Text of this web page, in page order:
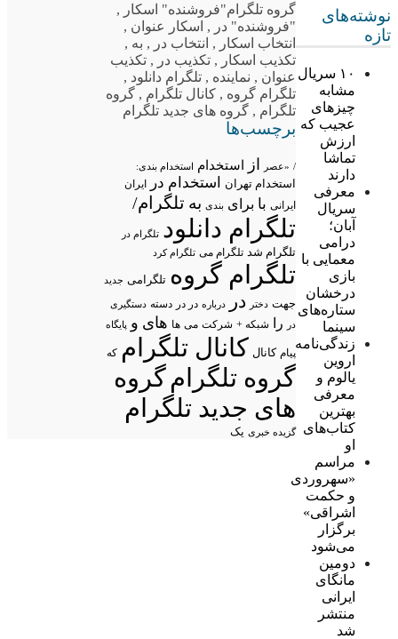
نوشته‌های
تازه
۱۰ سریال
مشابه
چیزهای
عجیب که
ارزش
تماشا
دارند
معرفی
سریال
آبان؛
درامی
معمایی با
بازی
درخشان
ستاره‌های
سینما
زندگی‌نامه
اروین
یالوم و
معرفی
بهترین
کتاب‌های
او
مراسم
«سهروردی
و حکمت
اشراقی»
برگزار
می‌شود
دومین
مانگای
ایرانی
منتشر
شد
گروه تلگرام"فروشنده" اسکار ,
"فروشنده" در , اسکار عنوان ,
انتخاب اسکار , انتخاب در , به ,
تکذیب اسکار , تکذیب در , تکذیب
عنوان , نماینده , تلگرام دانلود ,
تلگرام گروه , کانال تلگرام , گروه
تلگرام , گروه های جدید تلگرام
برچسب‌ها
/ «عصر از استخدام استخدام بندی:
استخدام تهران استخدام در ایران
ایرانی با برای بندی به تلگرام/
تلگرام دانلود تلگرام در
تلگرام شد تلگرام می تلگرام کرد
تلگرام گروه تلگرامی جدید
جهت دختر در درباره در در دسته دستگیری
در
را شبکه + شرکت می ها های و پایگاه
پیام کانال کانال تلگرام که
گروه تلگرامگروه
های جدید تلگرام
گزیده خبری یک